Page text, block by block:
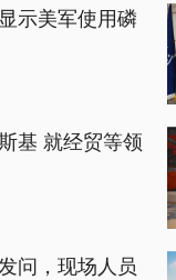
示美军使用磷
基 就经贸等领
问，现场人员